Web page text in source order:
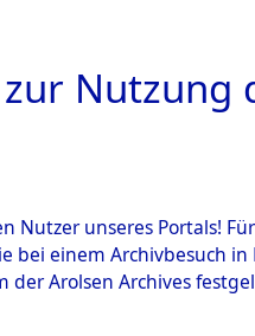
Nutzung
Nutzer unseres Portals!
bei einem Archivbesuch
der Arolsen Archives